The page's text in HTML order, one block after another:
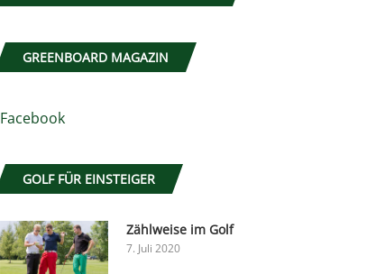
GREENBOARD MAGAZIN
Facebook
GOLF FÜR EINSTEIGER
Zählweise im Golf
7. Juli 2020